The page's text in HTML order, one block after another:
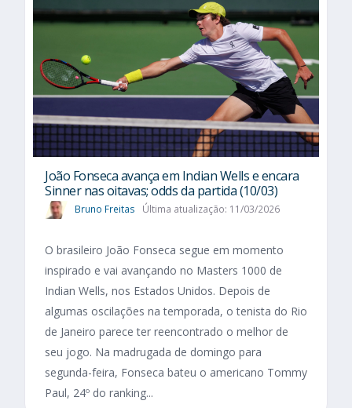
João Fonseca avança em Indian Wells e encara
Sinner nas oitavas; odds da partida (10/03)
Bruno Freitas Última atualização: 11/03/2026
O brasileiro João Fonseca segue em momento
inspirado e vai avançando no Masters 1000 de
Indian Wells, nos Estados Unidos. Depois de
algumas oscilações na temporada, o tenista do Rio
de Janeiro parece ter reencontrado o melhor de
seu jogo. Na madrugada de domingo para
segunda-feira, Fonseca bateu o americano Tommy
Paul, 24º do ranking...